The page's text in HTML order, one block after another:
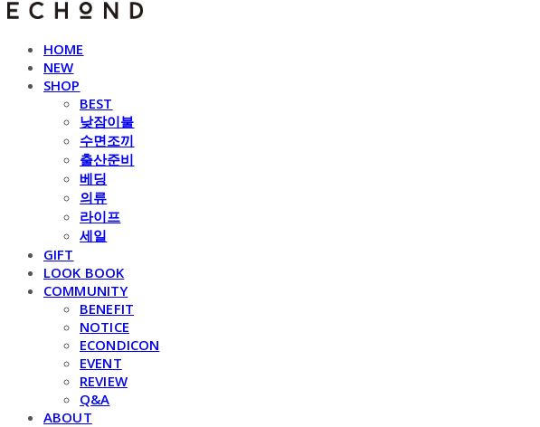
HOME
NEW
SHOP
BEST
낮잠이불
수면조끼
출산준비
베딩
의류
라이프
세일
GIFT
LOOK BOOK
COMMUNITY
BENEFIT
NOTICE
ECONDICON
EVENT
REVIEW
Q&A
ABOUT